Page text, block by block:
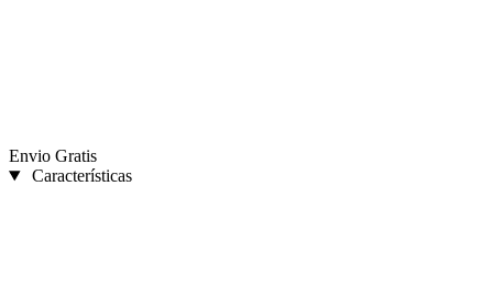
Envio Gratis
Características